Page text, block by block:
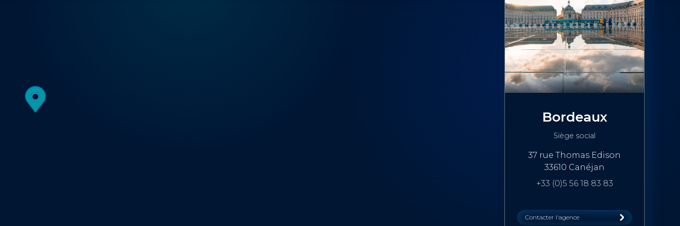
Bordeaux
Siège social
37 rue Thomas Edison
33610 Canéjan
+33 (0)5 56 18 83 83
Contacter l'agence